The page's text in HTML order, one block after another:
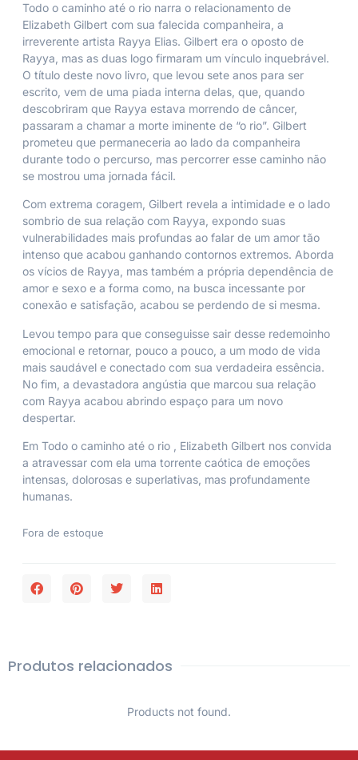
Todo o caminho até o rio narra o relacionamento de
Elizabeth Gilbert com sua falecida companheira, a
irreverente artista Rayya Elias. Gilbert era o oposto de
Rayya, mas as duas logo firmaram um vínculo inquebrável.
O título deste novo livro, que levou sete anos para ser
escrito, vem de uma piada interna delas, que, quando
descobriram que Rayya estava morrendo de câncer,
passaram a chamar a morte iminente de “o rio”. Gilbert
prometeu que permaneceria ao lado da companheira
durante todo o percurso, mas percorrer esse caminho não
se mostrou uma jornada fácil.
Com extrema coragem, Gilbert revela a intimidade e o lado
sombrio de sua relação com Rayya, expondo suas
vulnerabilidades mais profundas ao falar de um amor tão
intenso que acabou ganhando contornos extremos. Aborda
os vícios de Rayya, mas também a própria dependência de
amor e sexo e a forma como, na busca incessante por
conexão e satisfação, acabou se perdendo de si mesma.
Levou tempo para que conseguisse sair desse redemoinho
emocional e retornar, pouco a pouco, a um modo de vida
mais saudável e conectado com sua verdadeira essência.
No fim, a devastadora angústia que marcou sua relação
com Rayya acabou abrindo espaço para um novo
despertar.
Em Todo o caminho até o rio , Elizabeth Gilbert nos convida
a atravessar com ela uma torrente caótica de emoções
intensas, dolorosas e superlativas, mas profundamente
humanas.
Fora de estoque
Produtos relacionados
Products not found.